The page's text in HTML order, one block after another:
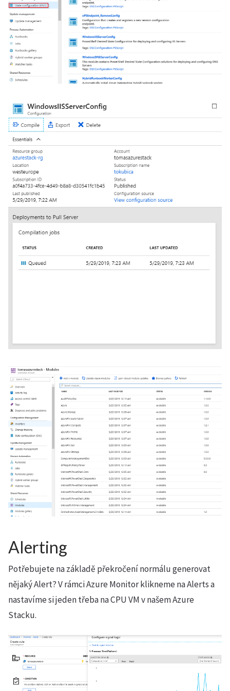
Alerting
Potřebujete na základě překročení normálu generovat
nějaký Alert? V rámci Azure Monitor klikneme na Alerts a
nastavíme si jeden třeba na CPU VM v našem Azure
Stacku.